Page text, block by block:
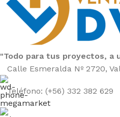
"Todo para tus proyectos, a
Calle Esmeralda Nº 2720,
Teléfono: (+56) 332 382 629